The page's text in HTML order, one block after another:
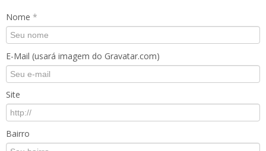
Nome *
E-Mail (usará imagem do Gravatar.com)
Site
Bairro